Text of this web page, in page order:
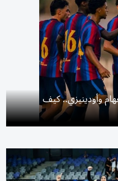
وأودينيزي.. كيف